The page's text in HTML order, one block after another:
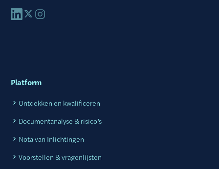
Platform
Ontdekken en kwalificeren
Documentanalyse & risico’s
Nota van Inlichtingen
Voorstellen & vragenlijsten